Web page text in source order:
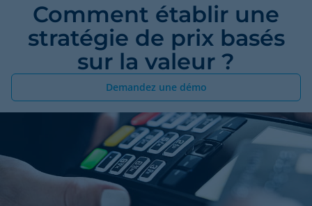
Comment établir une
stratégie de prix basés
sur la valeur ?
Demandez une démo